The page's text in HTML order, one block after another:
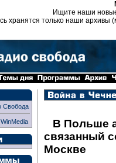
Ищите наши
хранятся только наши архивы
Свобода
WinMedia
В Польше
связанный
Москве